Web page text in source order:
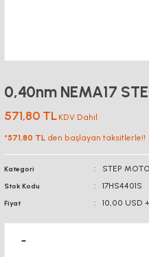
0,40nm NEMA17
571,80 TL KDV Dahil
*571,80 TL den başlayan taksitlerle!!
Kategori STEP
Stok Kodu 17HS4401S
Fiyat 10,00 USD